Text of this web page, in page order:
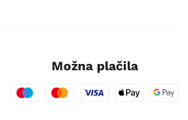
Možna plačila